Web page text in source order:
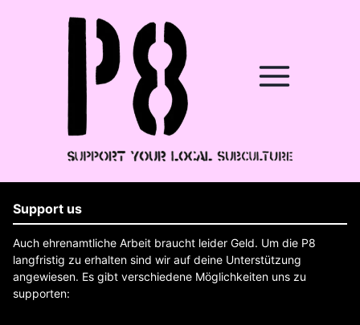
Support us
Auch ehrenamtliche Arbeit braucht leider Geld. Um die P8
langfristig zu erhalten sind wir auf deine Unterstützung
angewiesen. Es gibt verschiedene Möglichkeiten uns zu
supporten: